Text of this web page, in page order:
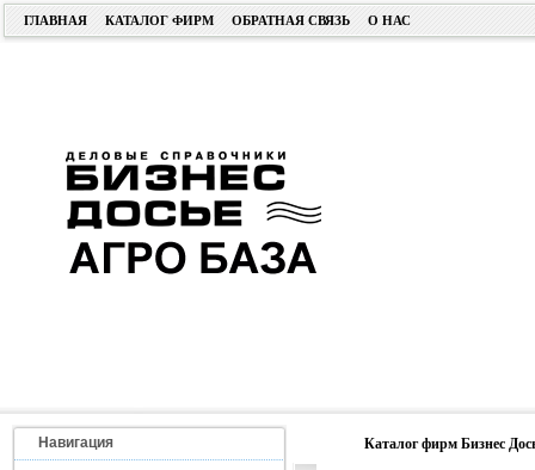
ГЛАВНАЯ КАТАЛОГ ФИРМ ОБРАТНАЯ СВЯЗЬ О НАС
Навигация Каталог фирм Бизнес